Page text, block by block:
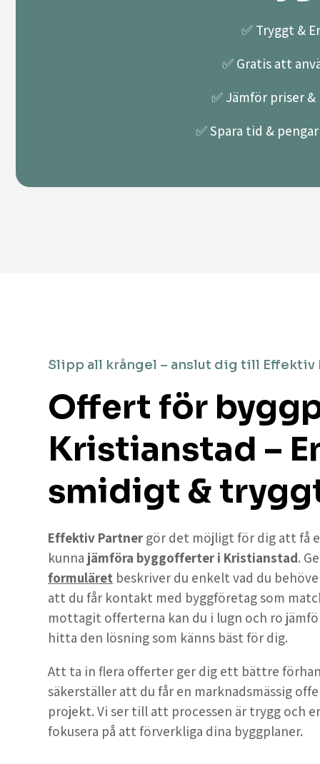
✅ Tryggt &
✅ Gratis att
✅ Jämför priser
✅ Spara tid &
Slipp all krångel – anslut dig till Effektiv
Offert för
Kristianstad –
smidigt &
Effektiv Partner gör det möjligt för dig att få
kunna jämföra byggofferter i Kristianstad.
formuläret beskriver du enkelt vad du
att du får kontakt med byggföretag som
mottagit offerterna kan du i lugn och ro
hitta den lösning som känns bäst för dig.
Att ta in flera offerter ger dig ett bättre
säkerställer att du får en marknadsmässig
projekt. Vi ser till att processen är trygg och
fokusera på att förverkliga dina byggplaner.